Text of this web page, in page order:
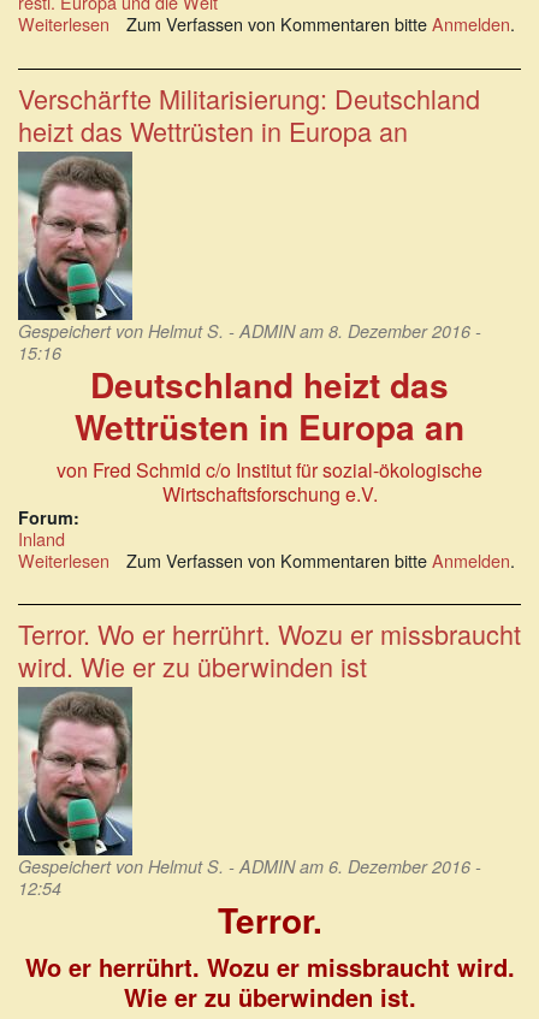
Weiterlesen über
Anschlag
von
Manchester:
Frankreich
verlängert
Ausnahmezustand
Zum Verfassen von Kommentaren bitteAnmelden.
Verschärfte Militarisierung: Deutschland
heizt das Wettrüsten in Europa an
Gespeichert von Helmut S. - ADMINam 8. Dezember 2016 -
15:16
Deutschland heizt das
Wettrüsten in Europa an
von Fred Schmid c/o Institut für sozial-ökologische
Wirtschaftsforschung e.V.
Forum:
Inland
Weiterlesen über
Militarisierung:
Deutschland
heizt
das
Wettrüsten
in
Europa
an
Zum Verfassen von Kommentaren bitteAnmelden.
Terror. Wo er herrührt. Wozu er missbraucht
wird. Wie er zu überwinden ist
Gespeichert von Helmut S. - ADMINam 6. Dezember 2016 -
12:54
Terror.
Wo er herrührt. Wozu er missbraucht wird.
Wie er zu überwinden ist.